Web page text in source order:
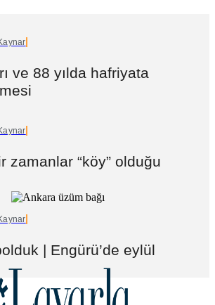
ve 88 yılda hafriyata
zamanlar “köy” olduğu
| Engürü’de eylül